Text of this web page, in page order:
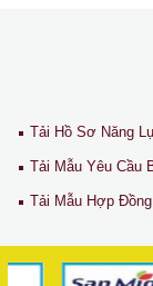
Tải Hồ Sơ Năng
Tải Mẫu Yêu Cầu
Tải Mẫu Hợp Đồng